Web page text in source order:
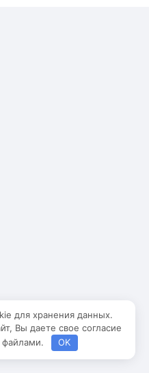
для хранения данных.
Вы даете свое согласие
файлами.
OK